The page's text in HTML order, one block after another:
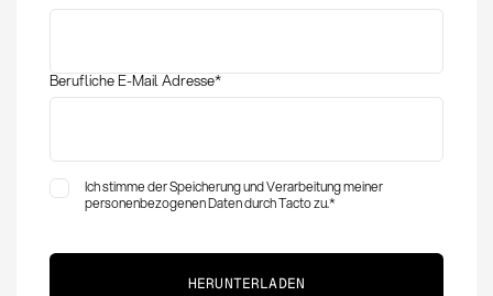
Berufliche E-Mail Adresse*
Ich stimme der Speicherung und Verarbeitung meiner
personenbezogenen Daten durch Tacto zu.*